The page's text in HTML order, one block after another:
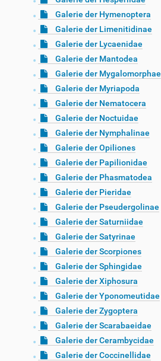
Galerie der Hymenoptera
Galerie der Limenitidinae
Galerie der Lycaenidae
Galerie der Mantodea
Galerie der Mygalomorphae
Galerie der Myriapoda
Galerie der Nematocera
Galerie der Noctuidae
Galerie der Nymphalinae
Galerie der Opiliones
Galerie der Papilionidae
Galerie der Phasmatodea
Galerie der Pieridae
Galerie der Pseudergolinae
Galerie der Saturniidae
Galerie der Satyrinae
Galerie der Scorpiones
Galerie der Sphingidae
Galerie der Xiphosura
Galerie der Yponomeutidae
Galerie der Zygoptera
Galerie der Scarabaeidae
Galerie der Cerambycidae
Galerie der Coccinellidae